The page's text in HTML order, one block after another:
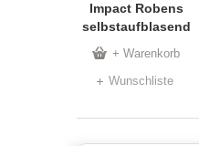
Impact Robens
selbstaufblasend
+ Warenkorb
Wunschliste